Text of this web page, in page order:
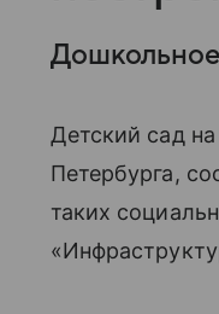
Дошкольное
Детский сад
Петербурга,
таких